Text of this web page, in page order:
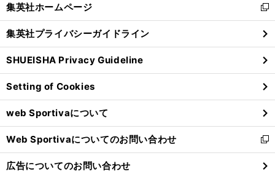
閉
る
集英社ホームページ
新
し
い
ウ
ィ
ン
ド
ウ
で
開
く
集英社プライバシーガイドライン
SHUEISHA Privacy Guideline
Setting of Cookies
web Sportivaについて
Web Sportivaについてのお問い合わせ
新
し
い
広告についてのお問い合わせ